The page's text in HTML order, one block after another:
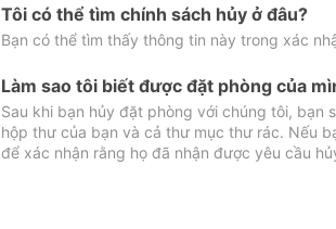
Tôi có thể tìm chính sách hủy ở đâu?
Bạn có thể tìm thấy thông tin này trong xác
Làm sao tôi biết được đặt phòng của
Sau khi bạn hủy đặt phòng với chúng tôi, bạn
hộp thư của bạn và cả thư mục thư rác. Nếu
để xác nhận rằng họ đã nhận được yêu cầu